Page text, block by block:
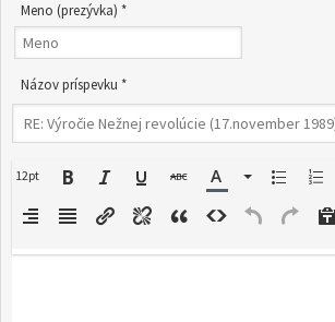
Meno (prezývka) *
Názov príspevku *
12pt